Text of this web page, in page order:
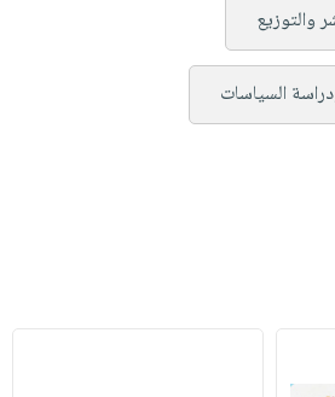
والتوزيع
السياسات